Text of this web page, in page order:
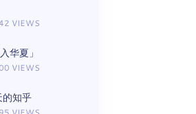
VIEWS
华夏」
VIEWS
知乎